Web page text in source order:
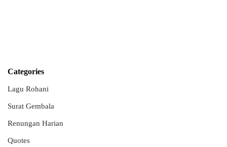
Categories
Lagu Rohani
Surat Gembala
Renungan Harian
Quotes